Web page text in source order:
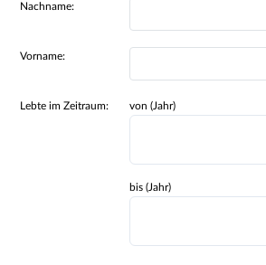
Nachname:
Vorname:
Lebte im Zeitraum: von (Jahr)
bis (Jahr)